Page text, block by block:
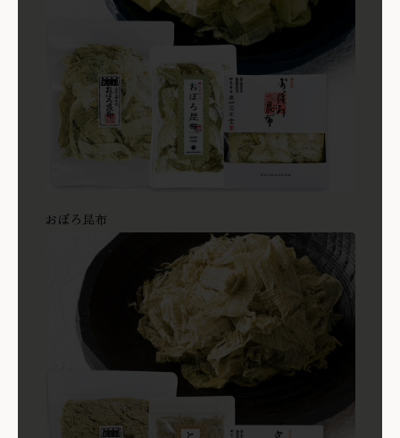
おぼろ昆布
商品を見る